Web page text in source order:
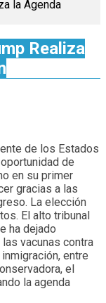
la Agenda
Realiza
de los Estados
de
en su primer
gracias a las
La elección
El alto tribunal
ha dejado
vacunas contra
entre
el
la agenda